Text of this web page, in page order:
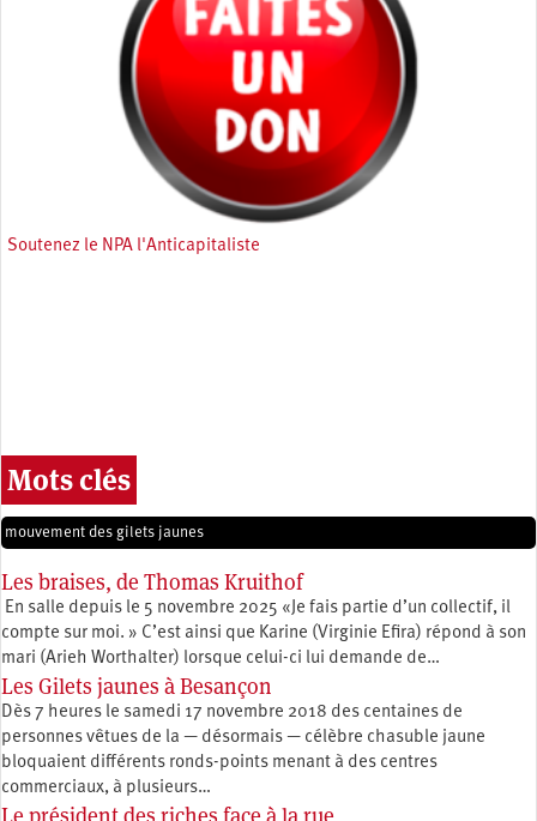
Soutenez le NPA l'Anticapitaliste
Mots clés
mouvement des gilets jaunes
Les braises, de Thomas Kruithof
En salle depuis le 5 novembre 2025 «Je fais partie d’un collectif, il
compte sur moi. » C’est ainsi que Karine (Virginie Efira) répond à son
mari (Arieh Worthalter) lorsque celui-ci lui demande de…
Les Gilets jaunes à Besançon
Dès 7 heures le samedi 17 novembre 2018 des centaines de
personnes vêtues de la — désormais — célèbre chasuble jaune
bloquaient différents ronds-points menant à des centres
commerciaux, à plusieurs…
Le président des riches face à la rue